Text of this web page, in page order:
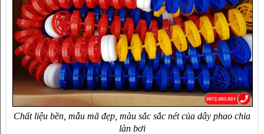
Chất liệu bền, mẫu mã đẹp, màu sắc sắc nét của dây phao chia
làn bơi